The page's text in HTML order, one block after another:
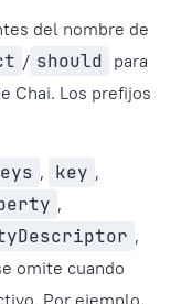
del nombre de
/ should para
Chai. Los prefijos
, key ,
,
,
omite cuando
Por ejemplo,